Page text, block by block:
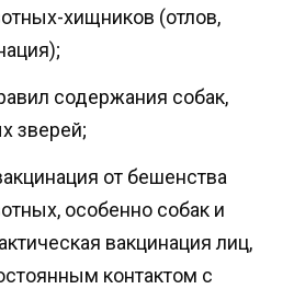
хищников (отлов,
содержания собак,
зверей;
от бешенства
особенно собак и
вакцинация лиц,
контактом с